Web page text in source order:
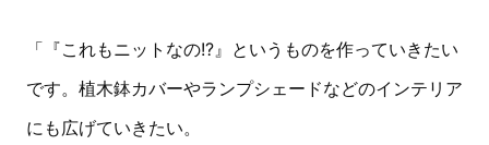
「『これもニットなの!?』というものを作っていきたい
です。植木鉢カバーやランプシェードなどのインテリア
にも広げていきたい。